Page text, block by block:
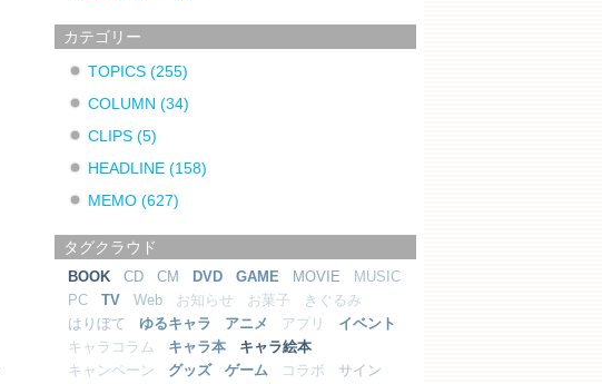
カテゴリー
TOPICS(255)
COLUMN(34)
CLIPS(5)
HEADLINE(158)
MEMO(627)
タグクラウド
BOOK CD CM DVD GAME MOVIE
MUSIC
PC
TV Web お知らせ お菓子
きぐるみ
はりぼて
ゆるキャラ アニメ アプリ
イベント
キャラコラム
キャラ本
キャラ絵本
キャンペーン
グッズ ゲーム コラボ
サイン